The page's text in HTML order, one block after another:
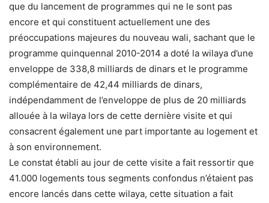
que du lancement de programmes qui ne le sont pas
encore et qui constituent actuellement une des
préoccupations majeures du nouveau wali, sachant que le
programme quinquennal 2010-2014 a doté la wilaya d’une
enveloppe de 338,8 milliards de dinars et le programme
complémentaire de 42,44 milliards de dinars,
indépendamment de l’enveloppe de plus de 20 milliards
allouée à la wilaya lors de cette dernière visite et qui
consacrent également une part importante au logement et
à son environnement.
Le constat établi au jour de cette visite a fait ressortir que
41.000 logements tous segments confondus n’étaient pas
encore lancés dans cette wilaya, cette situation a fait